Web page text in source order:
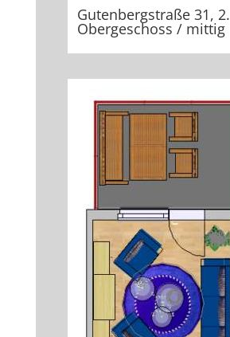
Gutenbergstraße 31, 2.
Obergeschoss / mittig